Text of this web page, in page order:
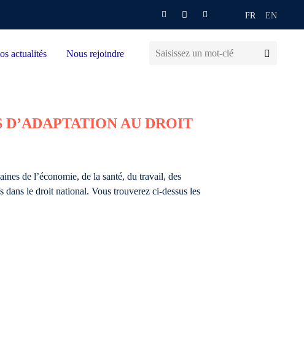
FR EN
actualités Nous rejoindre
D’ADAPTATION AU DROIT
de l’économie, de la santé, du travail, des
dans le droit national. Vous trouverez ci-dessus les